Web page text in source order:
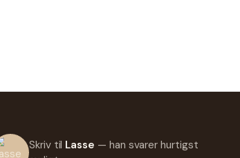
Skriv til Lasse — han svarer hurtigst